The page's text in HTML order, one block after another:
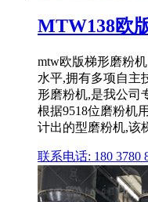
MTW138欧
mtw欧版梯形磨粉
水平,拥有多项自主
形磨粉机,是我公司
根据9518位磨粉机
计出的型磨粉机,该
联系电话: 180 3780